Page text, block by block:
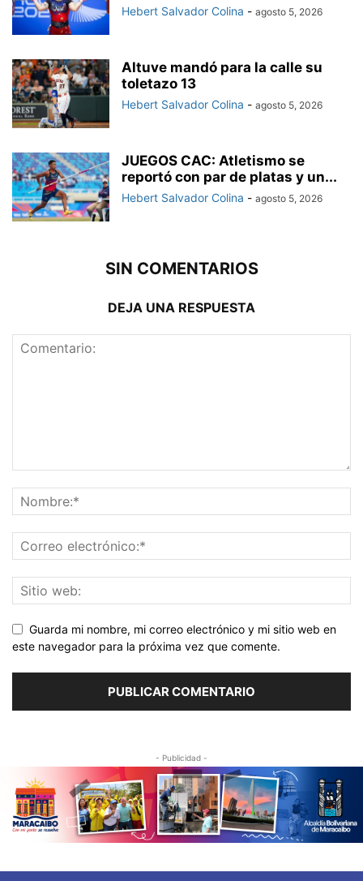
Hebert Salvador Colina - agosto 5, 2026
Altuve mandó para la calle su
toletazo 13
Hebert Salvador Colina - agosto 5, 2026
JUEGOS CAC: Atletismo se
reportó con par de platas y un...
Hebert Salvador Colina - agosto 5, 2026
SIN COMENTARIOS
DEJA UNA RESPUESTA
Guarda mi nombre, mi correo electrónico y mi sitio web en
este navegador para la próxima vez que comente.
- Publicidad -